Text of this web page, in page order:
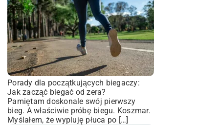
Porady dla początkujących biegaczy:
Jak zacząć biegać od zera?
Pamiętam doskonale swój pierwszy
bieg. A właściwie próbę biegu. Koszmar.
Myślałem, że wypluję płuca po […]